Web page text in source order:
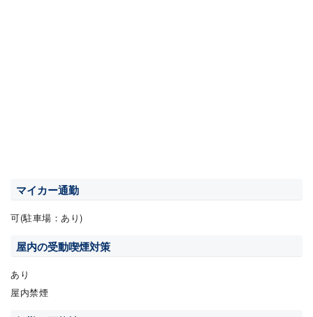
マイカー通勤
可(駐車場：あり)
屋内の受動喫煙対策
あり
屋内禁煙